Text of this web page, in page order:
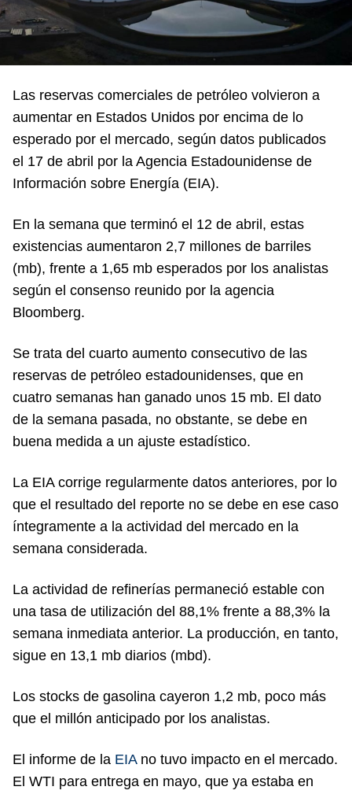
Las reservas comerciales de petróleo volvieron a
aumentar en Estados Unidos por encima de lo
esperado por el mercado, según datos publicados
el 17 de abril por la Agencia Estadounidense de
Información sobre Energía (EIA).
En la semana que terminó el 12 de abril, estas
existencias aumentaron 2,7 millones de barriles
(mb), frente a 1,65 mb esperados por los analistas
según el consenso reunido por la agencia
Bloomberg.
Se trata del cuarto aumento consecutivo de las
reservas de petróleo estadounidenses, que en
cuatro semanas han ganado unos 15 mb. El dato
de la semana pasada, no obstante, se debe en
buena medida a un ajuste estadístico.
La EIA corrige regularmente datos anteriores, por lo
que el resultado del reporte no se debe en ese caso
íntegramente a la actividad del mercado en la
semana considerada.
La actividad de refinerías permaneció estable con
una tasa de utilización del 88,1% frente a 88,3% la
semana inmediata anterior. La producción, en tanto,
sigue en 13,1 mb diarios (mbd).
Los stocks de gasolina cayeron 1,2 mb, poco más
que el millón anticipado por los analistas.
El informe de la EIAno tuvo impacto en el mercado.
El WTI para entrega en mayo, que ya estaba en